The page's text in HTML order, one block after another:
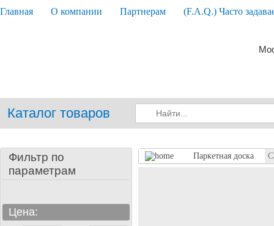
Главная О компании Партнерам (F.A.Q.) Часто
Каталог товаров
Фильтр по
параметрам
Цена:
Паркетная доска